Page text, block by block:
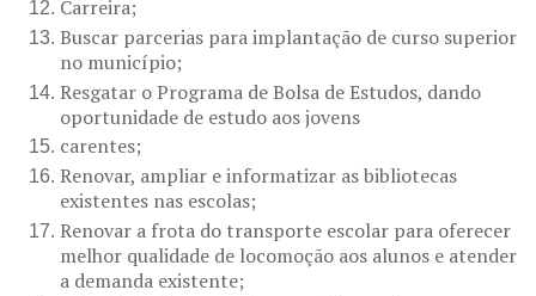
Carreira;
Buscar parcerias para implantação de curso superior
no município;
Resgatar o Programa de Bolsa de Estudos, dando
oportunidade de estudo aos jovens
carentes;
Renovar, ampliar e informatizar as bibliotecas
existentes nas escolas;
Renovar a frota do transporte escolar para oferecer
melhor qualidade de locomoção aos alunos e atender
a demanda existente;